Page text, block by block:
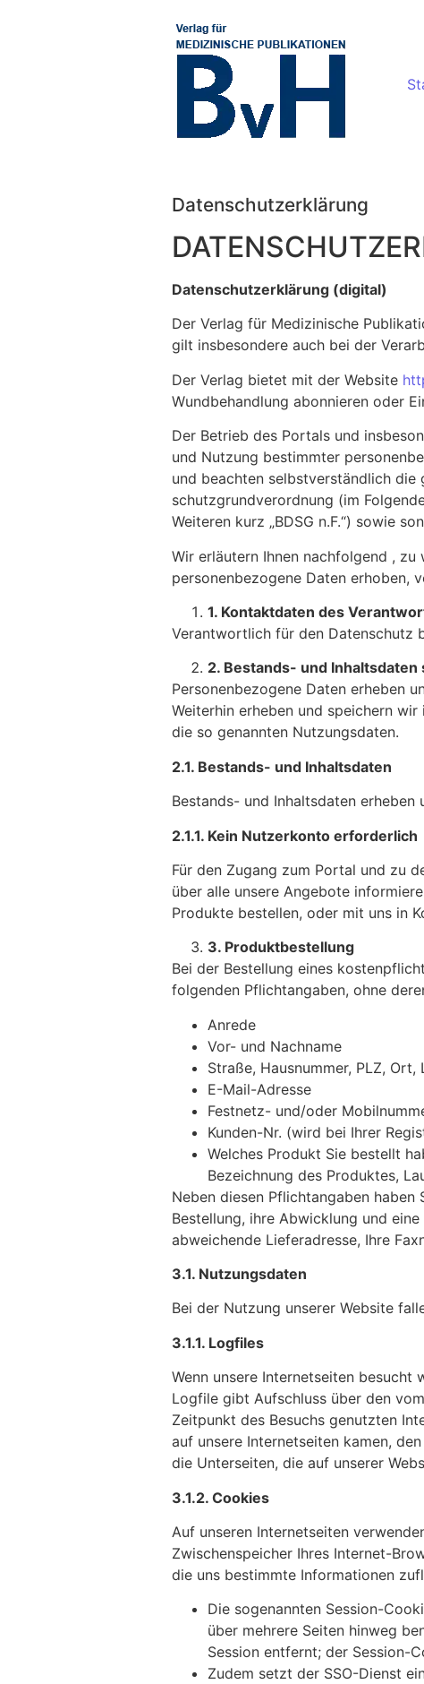
Datenschutzerklärung
Datenschutzerklärung (digital)
Der Verlag für Medizinische
gilt insbesondere auch bei der
Der Verlag bietet mit der Website
Wundbehandlung abonnieren oder
Der Betrieb des Portals und
und Nutzung bestimmter
und beachten selbstver­ständlich
schutzgrundverordnung (im
Weiteren kurz „BDSG n.F.“) sowie
Wir erläutern Ihnen nachfolgend ,
personenbezogene Daten erhoben,
1. Kontaktdaten des
Verantwortlich für den Datenschutz
2. Bestands- und
Personenbezogene Daten erheben
Weiterhin erheben und speichern
die so genannten Nutzungsdaten.
2.1. Bestands- und Inhaltsdaten
Bestands- und Inhaltsdaten
2.1.1. Kein Nutzerkonto erforderlich
Für den Zugang zum Portal und zu
über alle unsere Angebote
Produkte bestellen, oder mit uns in
3. Produktbestellung
Bei der Bestellung eines
folgenden Pflichtangaben, ohne
Anrede
Vor- und Nachname
Straße, Hausnummer, PLZ, Ort,
E-Mail-Adresse
Festnetz- und/oder
Kunden-Nr. (wird bei Ihrer
Welches Produkt Sie bestellt
Bezeichnung des Produktes,
Neben diesen Pflichtangaben
Bestellung, ihre Abwicklung und
abweichende Lieferadresse, Ihre
3.1. Nutzungsdaten
Bei der Nutzung unserer Website
3.1.1. Logfiles
Wenn unsere Internetseiten besucht
Logfile gibt Aufschluss über den
Zeitpunkt des Besuchs genutzten
auf unsere Internetseiten kamen,
die Unterseiten, die auf unserer
3.1.2. Cookies
Auf unseren Internetseiten
Zwischenspeicher Ihres Internet-
die uns bestimmte Informationen
Die sogenannten Session-
über mehrere Seiten hinweg
Session entfernt; der Session-
Zudem setzt der SSO-Dienst